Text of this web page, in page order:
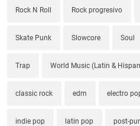
Rock N Roll Rock progresivo
Skate Punk Slowcore Soul
Trap World Music (Latin &
classic rock edm electro
indie pop latin pop post-